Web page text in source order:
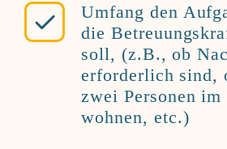
Umfang den
die
soll, (z.B., ob
erforderlich sind,
zwei Personen im
wohnen, etc.)